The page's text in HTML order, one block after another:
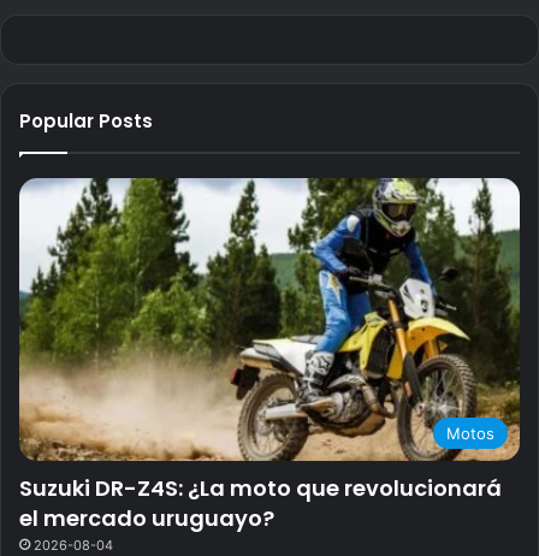
Popular Posts
Motos
Suzuki DR-Z4S: ¿La moto que revolucionará
el mercado uruguayo?
2026-08-04